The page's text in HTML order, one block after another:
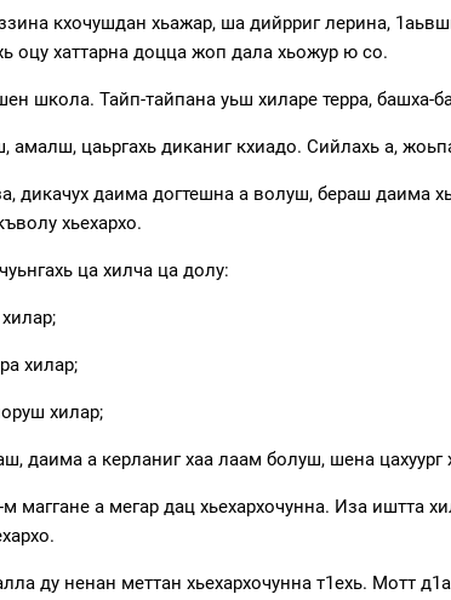
кхочушдан хьажар, ша дийрриг лерина,
оцу хаттарна доцца жоп дала хьожур ю со.
школа. Тайп-тайпана уьш хиларе терра, башха-
амалш, цаьргахь диканиг кхиадо. Сийлахь а,
дикачух даима догтешна а волуш, бераш даима
хьехархо.
ца хилча ца долу:
хилар;
хилар;
даима а керланиг хаа лаам болуш, шена цахуург
маггане а мегар дац хьехархочунна. Иза иштта
ду ненан меттан хьехархочунна т1ехь. Мотт